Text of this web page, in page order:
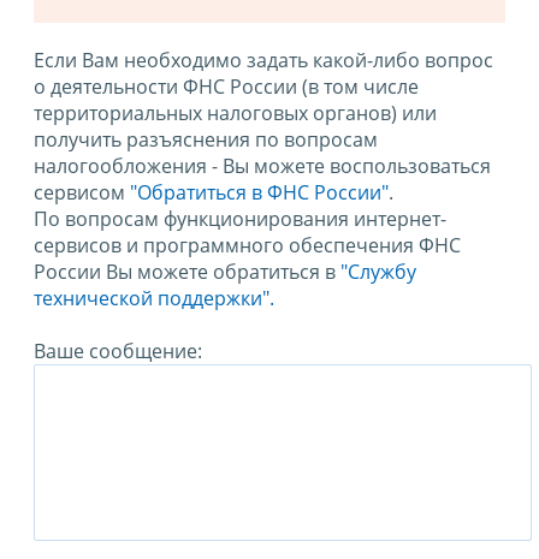
Если Вам необходимо задать какой-либо вопрос
о деятельности ФНС России (в том числе
территориальных налоговых органов) или
получить разъяснения по вопросам
налогообложения - Вы можете воспользоваться
сервисом "Обратиться в ФНС России".
По вопросам функционирования интернет-
сервисов и программного обеспечения ФНС
России Вы можете обратиться в "Службу
технической поддержки".
Ваше сообщение: